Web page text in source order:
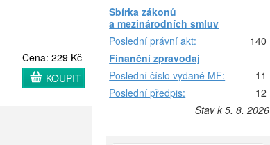
Cena: 229 Kč
KOUPIT
Sbírka zákonů
a mezinárodních smluv
Poslední právní akt:
140
Finanční zpravodaj
Poslední číslo vydané MF:
11
Poslední předpis:
12
Stav k 5. 8. 2026